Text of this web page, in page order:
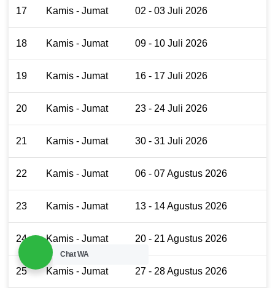
17 Kamis - Jumat 02 - 03 Juli 2026
18 Kamis - Jumat 09 - 10 Juli 2026
19 Kamis - Jumat 16 - 17 Juli 2026
20 Kamis - Jumat 23 - 24 Juli 2026
21 Kamis - Jumat 30 - 31 Juli 2026
22 Kamis - Jumat 06 - 07 Agustus 2026
23 Kamis - Jumat 13 - 14 Agustus 2026
24 Kamis - Jumat 20 - 21 Agustus 2026
25 Kamis - Jumat 27 - 28 Agustus 2026
Chat WA